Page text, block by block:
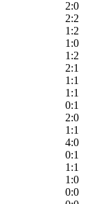
2:0
2:2
1:2
1:0
1:2
2:1
1:1
1:1
0:1
2:0
1:1
4:0
0:1
1:1
1:0
0:0